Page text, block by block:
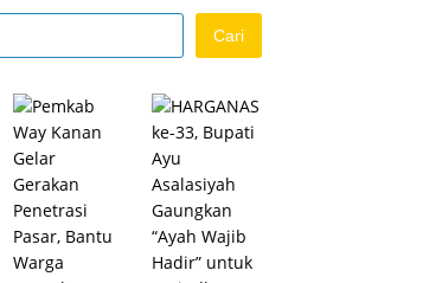
Cari